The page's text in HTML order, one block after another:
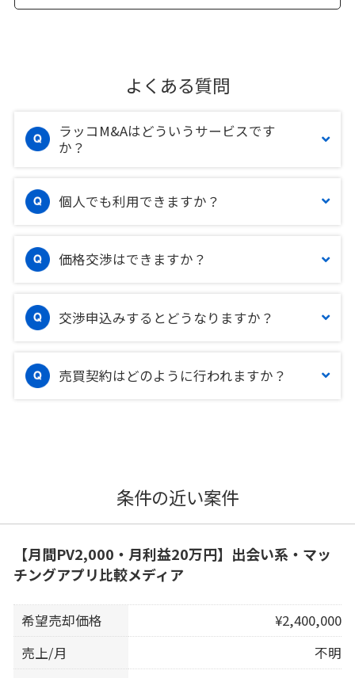
よくある質問
ラッコM&Aはどういうサービスです
か？
個人でも利用できますか？
価格交渉はできますか？
交渉申込みするとどうなりますか？
売買契約はどのように行われますか？
条件の近い案件
【月間PV2,000・月利益20万円】出会い系・マッ
チングアプリ比較メディア
希望売却価格
¥2,400,000
売上/月
不明